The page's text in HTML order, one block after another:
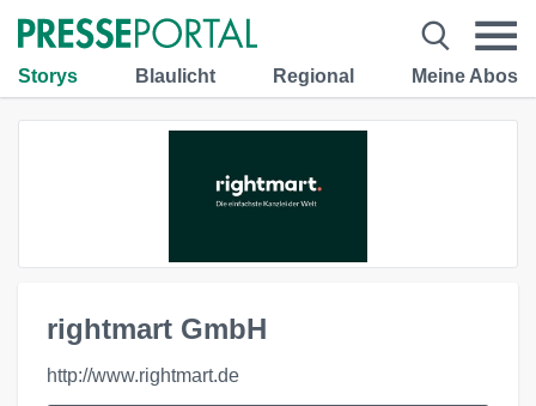
Storys Blaulicht Regional Meine Abos
rightmart GmbH
http://www.rightmart.de